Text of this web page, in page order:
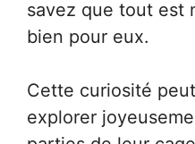
savez que tout est
bien pour eux.
Cette curiosité
explorer